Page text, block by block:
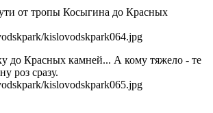
от тропы Косыгина до Красных
до Красных камней... А кому тяжело - те
роз сразу.